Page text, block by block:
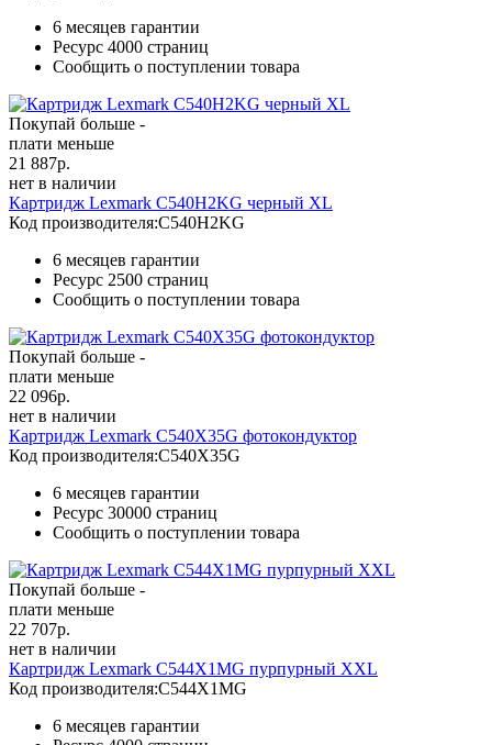
6 месяцев гарантии
Ресурс 4000 страниц
Сообщить о поступлении товара
Покупай больше -
плати меньше
21 887р.
нет в наличии
Картридж Lexmark C540H2KG черный XL
Код производителя:C540H2KG
6 месяцев гарантии
Ресурс 2500 страниц
Сообщить о поступлении товара
Покупай больше -
плати меньше
22 096р.
нет в наличии
Картридж Lexmark C540X35G фотокондуктор
Код производителя:C540X35G
6 месяцев гарантии
Ресурс 30000 страниц
Сообщить о поступлении товара
Покупай больше -
плати меньше
22 707р.
нет в наличии
Картридж Lexmark C544X1MG пурпурный XXL
Код производителя:C544X1MG
6 месяцев гарантии